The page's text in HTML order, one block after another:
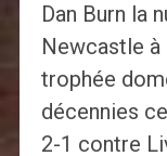
Dan Burn la
Newcastle
trophée
décennies
2-1 contre